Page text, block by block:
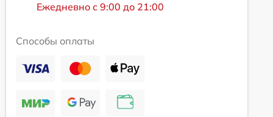
Ежедневно с 9:00 до 21:00
Способы оплаты